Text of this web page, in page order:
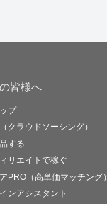
皆様へ
プ
クラウドソーシング）
する
リエイトで稼ぐ
PRO（高単価マッチング）
ンアシスタント